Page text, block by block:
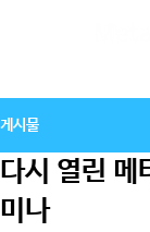
게시물
다시 열린 메
미나